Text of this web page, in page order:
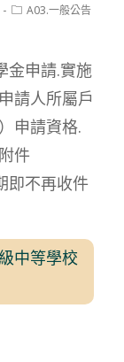
PostA03.一般公告
金申請.實施
請人所屬戶
申請資格.
件
即不再收件
中等學校